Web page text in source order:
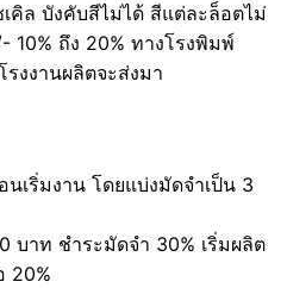
คิล บังคับสีไม่ได้ สีแต่ละล็อตไม่
10% ถึง 20% ทางโรงพิมพ์
งงานผลิตจะส่งมา
เริ่มงาน โดยแบ่งมัดจำเป็น 3
บาท ชำระมัดจำ 30% เริ่มผลิต
20%